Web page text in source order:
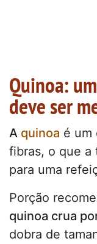
Quinoa:
deve ser
A quinoa é um
fibras, o que a
para uma
Porção
quinoa crua
dobra de